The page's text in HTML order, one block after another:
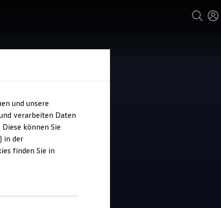
Rusche
4.9| 8 Bewertungen
und unsere
verarbeiten Daten
können Sie
in der
finden Sie in